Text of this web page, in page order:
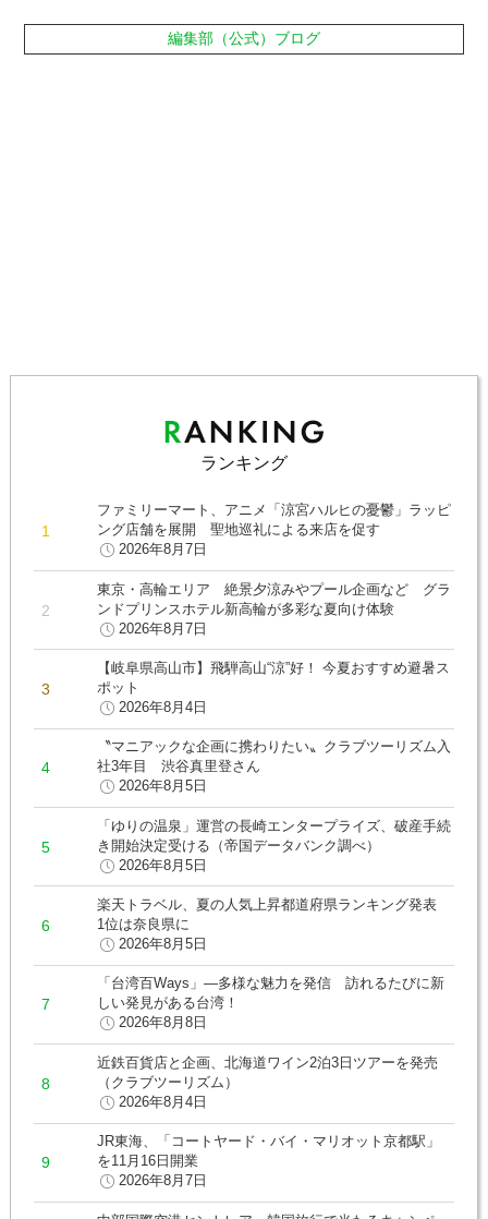
編集部（公式）ブログ
ランキング
ファミリーマート、アニメ「涼宮ハルヒの憂鬱」ラッピ
ング店舗を展開 聖地巡礼による来店を促す
2026年8月7日
東京・高輪エリア 絶景夕涼みやプール企画など グラ
ンドプリンスホテル新高輪が多彩な夏向け体験
2026年8月7日
【岐阜県高山市】飛騨高山“涼”好！ 今夏おすすめ避暑ス
ポット
2026年8月4日
〝マニアックな企画に携わりたい〟クラブツーリズム入
社3年目 渋谷真里登さん
2026年8月5日
「ゆりの温泉」運営の長崎エンタープライズ、破産手続
き開始決定受ける（帝国データバンク調べ）
2026年8月5日
楽天トラベル、夏の人気上昇都道府県ランキング発表
1位は奈良県に
2026年8月5日
「台湾百Ways」―多様な魅力を発信 訪れるたびに新
しい発見がある台湾！
2026年8月8日
近鉄百貨店と企画、北海道ワイン2泊3日ツアーを発売
（クラブツーリズム）
2026年8月4日
JR東海、「コートヤード・バイ・マリオット京都駅」
を11月16日開業
2026年8月7日